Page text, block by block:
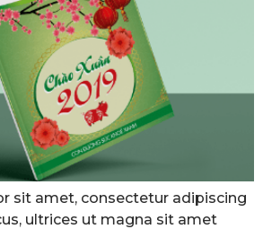
sit amet, consectetur adipiscing
ultrices ut magna sit amet